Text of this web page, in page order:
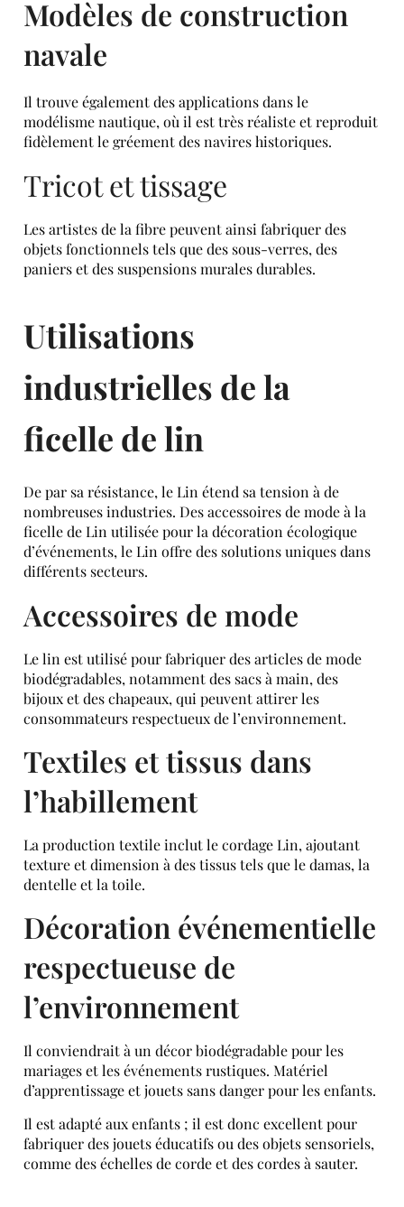
Modèles de construction
navale
Il trouve également des applications dans le
modélisme nautique, où il est très réaliste et reproduit
fidèlement le gréement des navires historiques.
Tricot et tissage
Les artistes de la fibre peuvent ainsi fabriquer des
objets fonctionnels tels que des sous-verres, des
paniers et des suspensions murales durables.
Utilisations
industrielles de la
ficelle de lin
De par sa résistance, le Lin étend sa tension à de
nombreuses industries. Des accessoires de mode à la
ficelle de Lin utilisée pour la décoration écologique
d’événements, le Lin offre des solutions uniques dans
différents secteurs.
Accessoires de mode
Le lin est utilisé pour fabriquer des articles de mode
biodégradables, notamment des sacs à main, des
bijoux et des chapeaux, qui peuvent attirer les
consommateurs respectueux de l’environnement.
Textiles et tissus dans
l’habillement
La production textile inclut le cordage Lin, ajoutant
texture et dimension à des tissus tels que le damas, la
dentelle et la toile.
Décoration événementielle
respectueuse de
l’environnement
Il conviendrait à un décor biodégradable pour les
mariages et les événements rustiques. Matériel
d’apprentissage et jouets sans danger pour les enfants.
Il est adapté aux enfants ; il est donc excellent pour
fabriquer des jouets éducatifs ou des objets sensoriels,
comme des échelles de corde et des cordes à sauter.